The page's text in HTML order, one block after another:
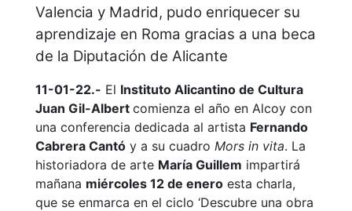
Valencia y Madrid, pudo enriquecer su
aprendizaje en Roma gracias a una beca
de la Diputación de Alicante
11-01-22.- El Instituto Alicantino de Cultura
Juan Gil-Albert comienza el año en Alcoy con
una conferencia dedicada al artista Fernando
Cabrera Cantó y a su cuadro Mors in vita. La
historiadora de arte María Guillem impartirá
mañana miércoles 12 de enero esta charla,
que se enmarca en el ciclo ‘Descubre una obra